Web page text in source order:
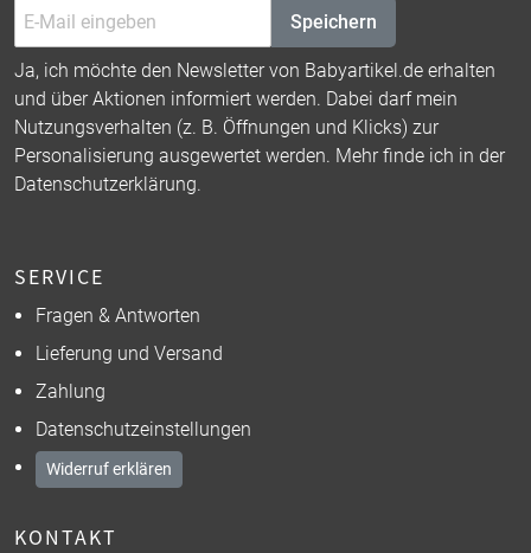
Speichern
Ja, ich möchte den Newsletter von Babyartikel.de erhalten
und über Aktionen informiert werden. Dabei darf mein
Nutzungsverhalten (z. B. Öffnungen und Klicks) zur
Personalisierung ausgewertet werden. Mehr finde ich in der
Datenschutzerklärung.
SERVICE
Fragen & Antworten
Lieferung und Versand
Zahlung
Datenschutzeinstellungen
Widerruf erklären
KONTAKT